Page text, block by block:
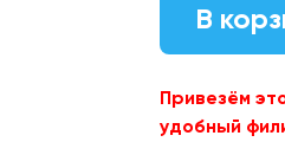
В
Привезём
удобный